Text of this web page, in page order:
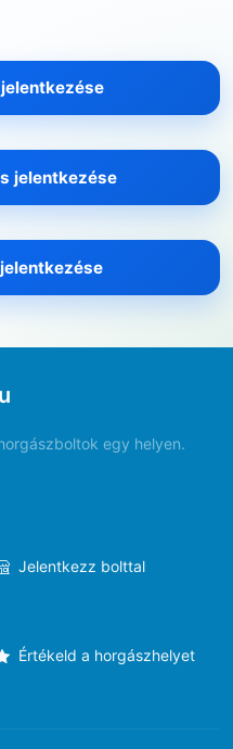
jelentkezése
egy helyen.
Jelentkezz bolttal
Értékeld a horgászhelyet